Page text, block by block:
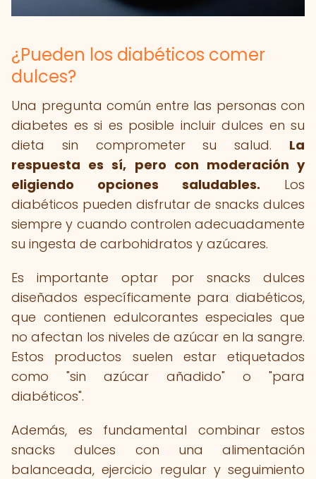
¿Pueden los diabéticos comer
dulces?
Una pregunta común entre las personas con
diabetes es si es posible incluir dulces en su
dieta sin comprometer su salud. La
respuesta es sí, pero con moderación y
eligiendo opciones saludables. Los
diabéticos pueden disfrutar de snacks dulces
siempre y cuando controlen adecuadamente
su ingesta de carbohidratos y azúcares.
Es importante optar por snacks dulces
diseñados específicamente para diabéticos,
que contienen edulcorantes especiales que
no afectan los niveles de azúcar en la sangre.
Estos productos suelen estar etiquetados
como "sin azúcar añadido" o "para
diabéticos".
Además, es fundamental combinar estos
snacks dulces con una alimentación
balanceada, ejercicio regular y seguimiento